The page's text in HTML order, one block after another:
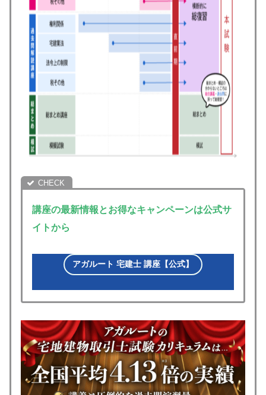
講座の最新情報とお得なキャンペーンは公式サ
イトから
アガルート 宅建士 講座【公式】